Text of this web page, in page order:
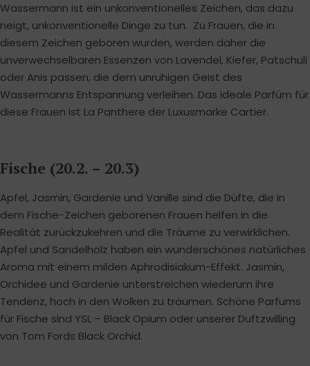
Wassermann ist ein unkonventionelles Zeichen, das dazu
neigt, unkonventionelle Dinge zu tun. Zu Frauen, die in
diesem Zeichen geboren wurden, werden daher die
unverwechselbaren Essenzen von Lavendel, Kiefer, Patschuli
oder Anis passen, die dem unruhigen Geist des
Wassermanns Entspannung verleihen. Das ideale Parfüm für
diese Frauen ist La Panthere der Luxusmarke Cartier.
Fische (20.2. – 20.3)
Apfel, Jasmin, Gardenie und Vanille sind die Düfte, die in
dem Fische-Zeichen geborenen Frauen helfen in die
Realität zurückzukehren und die Träume zu verwirklichen.
Apfel und Sandelholz haben ein wunderschönes natürliches
Aroma mit einem milden Aphrodisiakum-Effekt. Jasmin,
Orchidee und Gardenie unterstreichen wiederum ihre
Tendenz, hoch in den Wolken zu träumen. Schöne Parfums
für Fische sind YSL – Black Opium oder unserer Duftzwilling
von Tom Fords Black Orchid.